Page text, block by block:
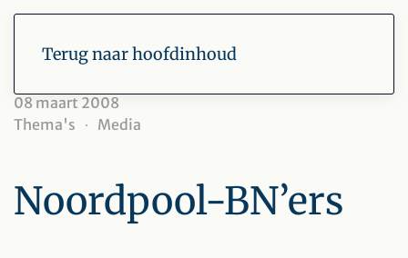
Terug naar hoofdinhoud
08 maart 2008
Thema's
Media
Noordpool-BN’ers